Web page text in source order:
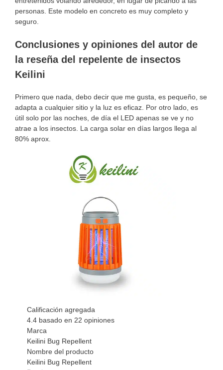
personas. Este modelo en concreto es muy completo y
seguro.
Conclusiones y opiniones del autor de
la reseña del repelente de insectos
Keilini
Primero que nada, debo decir que me gusta, es pequeño, se
adapta a cualquier sitio y la luz es eficaz. Por otro lado, es
útil solo por las noches, de día el LED apenas se ve y no
atrae a los insectos. La carga solar en días largos llega al
80% aprox.
Calificación agregada
4.4 basado en 22 opiniones
Marca
Keilini Bug Repellent
Nombre del producto
Keilini Bug Repellent